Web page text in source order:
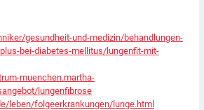
gesundheit-und-medizin/behandlungen-
bei-diabetes-mellitus/lungenfit-mit-
muenchen.martha-
lungenfibrose
leben/folgeerkrankungen/lunge.html